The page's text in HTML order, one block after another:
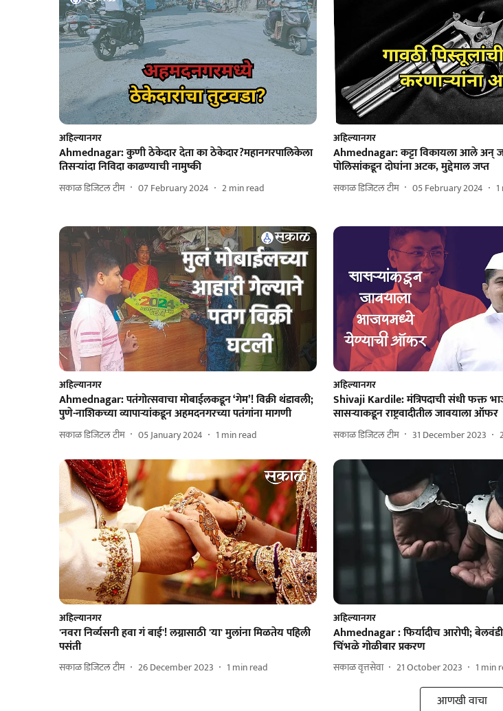
अहिल्यानगर
Ahmednagar: कुणी ठेकेदार देता का ठेकेदार?महानगरपालिकेला
तिसऱ्यांदा निविदा काढण्याची नामुष्की
सकाळ डिजिटल टीम 07 February 2024 2min read
अहिल्यानगर
Ahmednagar: कट्टा विकायला आले अन्‌
पोलिसांकडून दोघांना अटक, मुद्देमाल जप्त
सकाळ डिजिटल टीम 05 February 2024 1
अहिल्यानगर
Ahmednagar: पतंगोत्सवाचा मोबाईलकडून ‘गेम’! विक्री थंडावली;
पुणे-नाशिकच्या व्यापाऱ्यांकडून अहमदनगरच्या पतंगांना मागणी
सकाळ डिजिटल टीम 05 January 2024 1 min read
अहिल्यानगर
Shivaji Kardile: मंत्रिपदाची संधी फक्त
सासऱ्याकडून राष्ट्रवादीतील जावयाला ऑफर
सकाळ डिजिटल टीम 31 December 2023
अहिल्यानगर
'नवरा निर्व्यसनी हवा गं बाई'! लग्नासाठी 'या' मुलांना मिळतेय पहिली
पसंती
सकाळ डिजिटल टीम 26 December 2023 1 min read
अहिल्यानगर
Ahmednagar : फिर्यादीच आरोपी;
चिंभळे गोळीबार प्रकरण
सकाळ वृत्तसेवा 21 October 2023 1 min
आणखी वाचा